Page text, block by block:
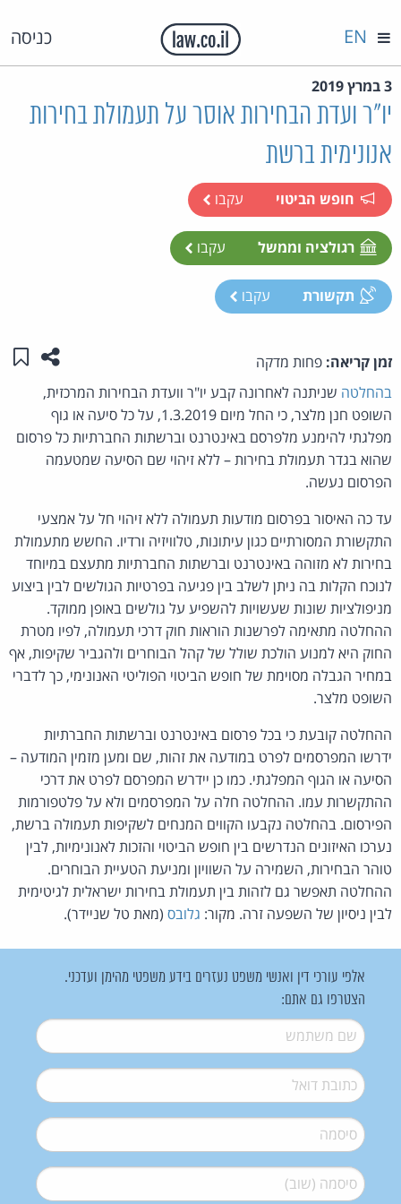
כניסה EN
3 במרץ 2019
יו"ר ועדת הבחירות אוסר על תעמולת בחירות
אנונימית ברשת
חופש הביטוי עקבו
רגולציה וממשל עקבו
תקשורת עקבו
זמן קריאה: פחות מדקה שתפו
בהחלטה שניתנה לאחרונה קבע יו"ר וועדת הבחירות המרכזית,
השופט חנן מלצר, כי החל מיום 1.3.2019, על כל סיעה או גוף
מפלגתי להימנע מלפרסם באינטרנט וברשתות החברתיות כל פרסום
שהוא בגדר תעמולת בחירות – ללא זיהוי שם הסיעה שמטעמה
הפרסום נעשה.
עד כה האיסור בפרסום מודעות תעמולה ללא זיהוי חל על אמצעי
התקשורת המסורתיים כגון עיתונות, טלוויזיה ורדיו. החשש מתעמולת
בחירות לא מזוהה באינטרנט וברשתות החברתיות מתעצם במיוחד
לנוכח הקלות בה ניתן לשלב בין פגיעה בפרטיות הגולשים לבין ביצוע
מניפולציות שונות שעשויות להשפיע על גולשים באופן ממוקד.
ההחלטה מתאימה לפרשנות הוראות חוק דרכי תעמולה, לפיו מטרת
החוק היא למנוע הולכת שולל של קהל הבוחרים ולהגביר שקיפות, אף
במחיר הגבלה מסוימת של חופש הביטוי הפוליטי האנונימי, כך לדברי
השופט מלצר.
ההחלטה קובעת כי בכל פרסום באינטרנט וברשתות החברתיות
ידרשו המפרסמים לפרט במודעה את זהות, שם ומען מזמין המודעה –
הסיעה או הגוף המפלגתי. כמו כן יידרש המפרסם לפרט את דרכי
ההתקשרות עמו. ההחלטה חלה על המפרסמים ולא על פלטפורמות
הפירסום. בהחלטה נקבעו הקווים המנחים לשקיפות תעמולה ברשת,
נערכו האיזונים הנדרשים בין חופש הביטוי והזכות לאנונימיות, לבין
טוהר הבחירות, השמירה על השוויון ומניעת הטעיית הבוחרים.
ההחלטה תאפשר גם לזהות בין תעמולת בחירות ישראלית לגיטימית
לבין ניסיון של השפעה זרה. מקור: גלובס (מאת טל שניידר).
אלפי עורכי דין ואנשי משפט נעזרים בידע משפטי מהימן ועדכני.
הצטרפו גם אתם:
שם משתמש*
דואל*
סיסמה*
סיסמה (שוב)*